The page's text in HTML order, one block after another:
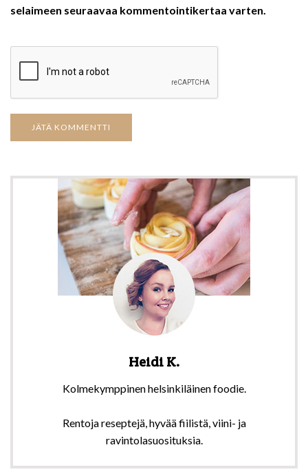
selaimeen seuraavaa kommentointikertaa varten.
Heidi K.
Kolmekymppinen helsinkiläinen foodie.
Rentoja reseptejä, hyvää fiilistä, viini- ja
ravintolasuosituksia.